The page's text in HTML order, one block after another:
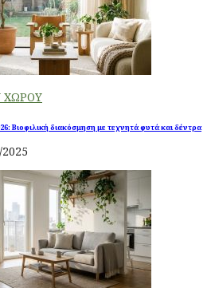
ΧΩΡΟΥ
Βιοφιλική διακόσμηση με τεχνητά φυτά και δέντρα